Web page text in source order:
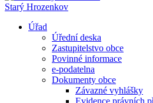
Starý Hrozenkov
Úřad
Úřední deska
Zastupitelstvo obce
Povinné informace
e-podatelna
Dokumenty obce
Závazné vyhlášky
Evidence právních